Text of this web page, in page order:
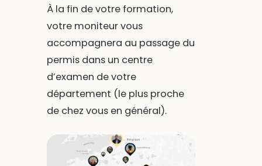
À la fin de votre formation,
votre moniteur vous
accompagnera au passage du
permis dans un centre
d’examen de votre
département (le plus proche
de chez vous en général).